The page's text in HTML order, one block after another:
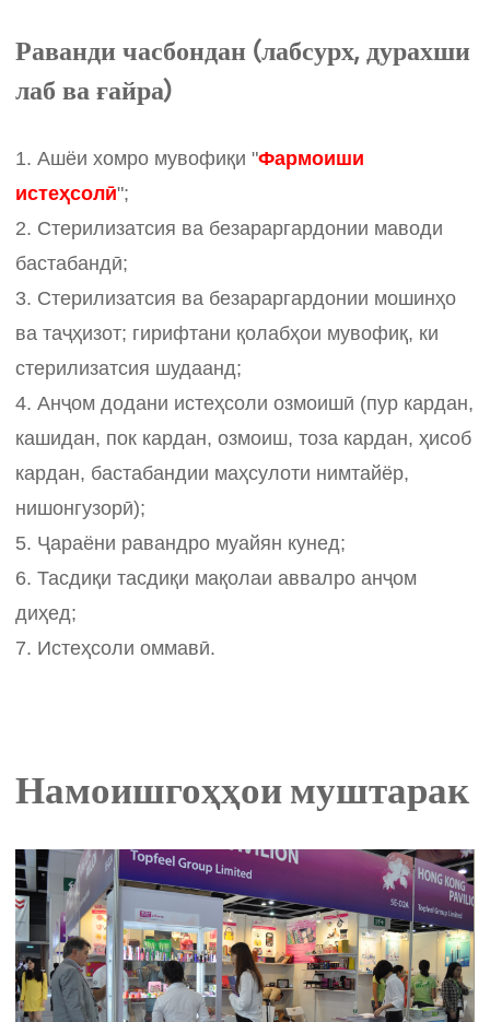
Раванди часбондан (лабсурх, дурахши
лаб ва ғайра)
1. Ашёи хомро мувофиқи "Фармоиши
истеҳсолӣ";
2. Стерилизатсия ва безараргардонии маводи
бастабандӣ;
3. Стерилизатсия ва безараргардонии мошинҳо
ва таҷҳизот; гирифтани қолабҳои мувофиқ, ки
стерилизатсия шудаанд;
4. Анҷом додани истеҳсоли озмоишӣ (пур кардан,
кашидан, пок кардан, озмоиш, тоза кардан, ҳисоб
кардан, бастабандии маҳсулоти нимтайёр,
нишонгузорӣ);
5. Ҷараёни равандро муайян кунед;
6. Тасдиқи тасдиқи мақолаи аввалро анҷом
диҳед;
7. Истеҳсоли оммавӣ.
Намоишгоҳҳои муштарак